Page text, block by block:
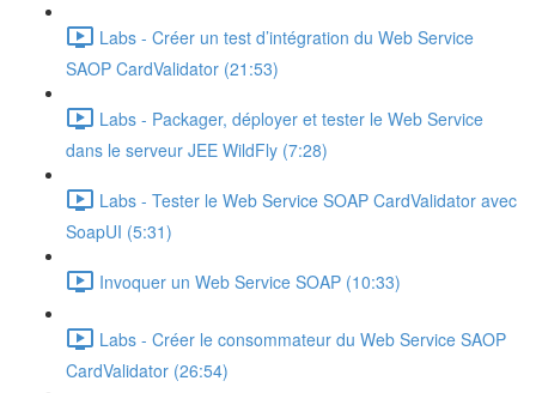
Labs - Créer un test d’intégration du Web Service
SAOP CardValidator (21:53)
Labs - Packager, déployer et tester le Web Service
dans le serveur JEE WildFly (7:28)
Labs - Tester le Web Service SOAP CardValidator avec
SoapUI (5:31)
Invoquer un Web Service SOAP (10:33)
Labs - Créer le consommateur du Web Service SAOP
CardValidator (26:54)